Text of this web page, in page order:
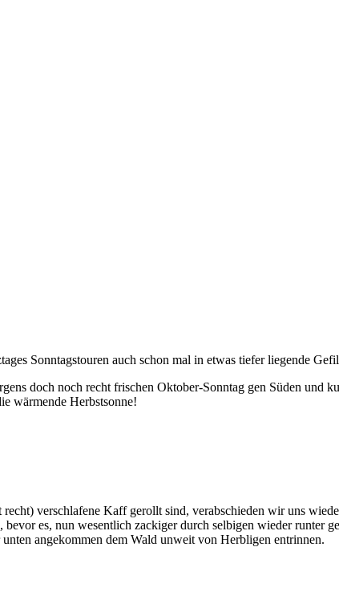
Sonntagstouren auch schon mal in etwas tiefer liegende
doch noch recht frischen Oktober-Sonntag gen Süden
wärmende Herbstsonne!
verschlafene Kaff gerollt sind, verabschieden wir uns
es, nun wesentlich zackiger durch selbigen wieder runter
angekommen dem Wald unweit von Herbligen entrinnen.